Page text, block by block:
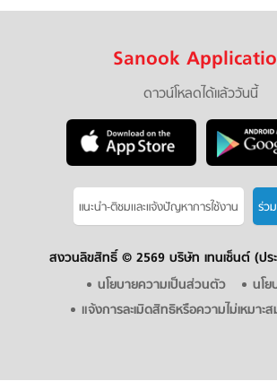
Sanook
ดาวน์โหลดได้แล้ววันนี้
แนะนำ-ติชมเเละแจ้งปัญหาการใช้งาน ร่ว
สงวนลิขสิทธิ์ © 2569 บริษัท เทนเซ็นต์ (ปร
นโยบายความเป็นส่วนตัว
นโ
แจ้งการละเมิดสิทธิหรือความไม่เหมาะ